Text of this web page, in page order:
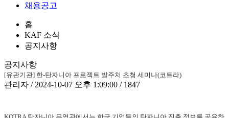
채용공고
홈
KAF 소식
공지사항
공지사항
[유관기관] 한-탄자니아 프로젝트 발주처 초청 세미나(코트라)
관리자 / 2024-10-07 오후 1:09:00 / 1847